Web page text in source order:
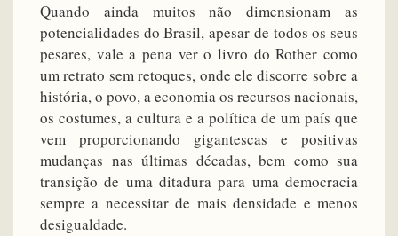
Quando ainda muitos não dimensionam as
potencialidades do Brasil, apesar de todos os seus
pesares, vale a pena ver o livro do Rother como
um retrato sem retoques, onde ele discorre sobre a
história, o povo, a economia os recursos nacionais,
os costumes, a cultura e a política de um país que
vem proporcionando gigantescas e positivas
mudanças nas últimas décadas, bem como sua
transição de uma ditadura para uma democracia
sempre a necessitar de mais densidade e menos
desigualdade.